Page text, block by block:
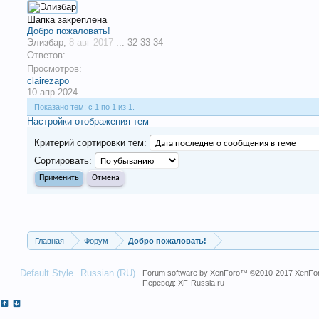
Шапка закреплена
Добро пожаловать!
Элизбар, 8 авг 2017 ... 32 33 34
Ответов:
Просмотров:
clairezapo
10 апр 2024
Показано тем: с 1 по 1 из 1.
Настройки отображения тем
Критерий сортировки тем:
Сортировать:
Главная Форум Добро пожаловать!
Default Style Russian (RU) Forum software by XenForo™©2010-2017
Перевод:XF-Russia.ru